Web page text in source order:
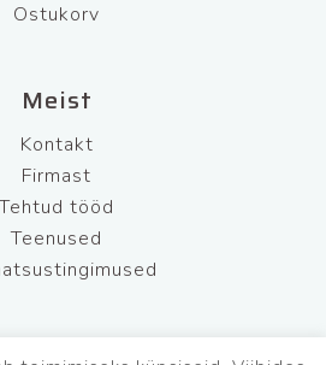
Ostukorv
Meist
Kontakt
Firmast
Tehtud tööd
Teenused